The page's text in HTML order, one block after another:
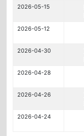
2026-05-15
2026-05-12
2026-04-30
2026-04-28
2026-04-26
2026-04-24